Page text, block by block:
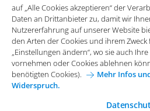
Impressum
Allgemeine
Karriere bei Arvato
auf „Alle Cookies akzeptieren“ der
Daten an Drittanbieter zu, damit wir
Nutzererfahrung auf unserer Website
den Arten der Cookies und ihrem
„Einstellungen ändern“, wo sie auch
vornehmen oder Cookies ablehnen
benötigten Cookies).
Mehr Infos
Widerspruch.
benötigten Cookies).
Mehr Infos
Widerspruch.
Funktionale
Diese Cookies sind
Funktion der Website.
Analytische Cookies
Analytische Cookies